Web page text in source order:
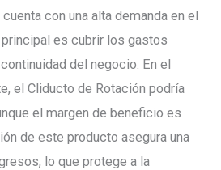
con una alta demanda en el
es cubrir los gastos
del negocio. En el
el Cliducto de Rotación podría
el margen de beneficio es
de este producto asegura una
lo que protege a la